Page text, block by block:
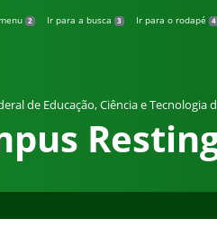
2 Ir para a busca 3 Ir para o rodapé 4
de Educação, Ciência e Tecnologia